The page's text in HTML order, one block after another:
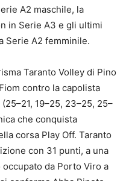
A2 maschile, la
in Serie A3 e gli ultimi
Serie A2 femminile.
Taranto Volley di Pino
contro la capolista
19–25, 23–25, 25–
che conquista
corsa Play Off. Taranto
con 31 punti, a una
occupato da Porto Viro a